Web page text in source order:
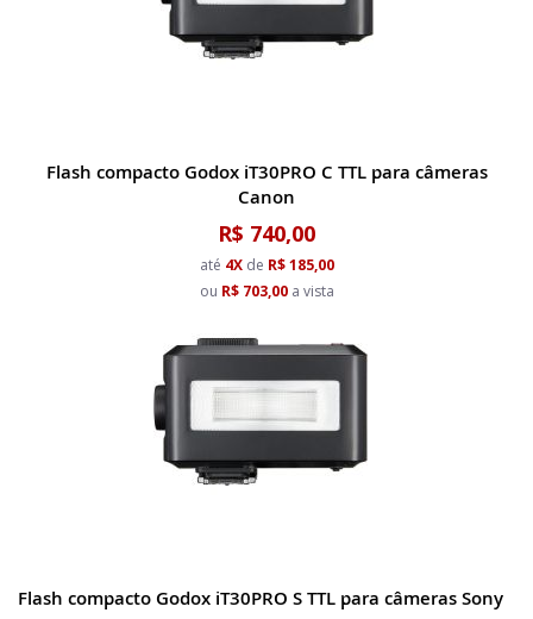
Flash compacto Godox iT30PRO C TTL para câmeras
Canon
R$ 740,00
até 4Xde R$ 185,00
ou R$ 703,00a vista
Flash compacto Godox iT30PRO S TTL para câmeras Sony